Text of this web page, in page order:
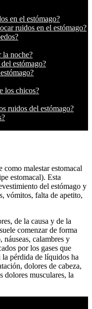
en el estómago?
ruidos en el estómago?
la noche?
estómago?
los chicos?
ruidos del estómago?
como malestar estomacal
estomacal). Esta
del estómago y
vómitos, falta de apetito,
de la causa y de la
comenzar de forma
náuseas, calambres y
por los gases que
pérdida de líquidos ha
dolores de cabeza,
dolores musculares, la